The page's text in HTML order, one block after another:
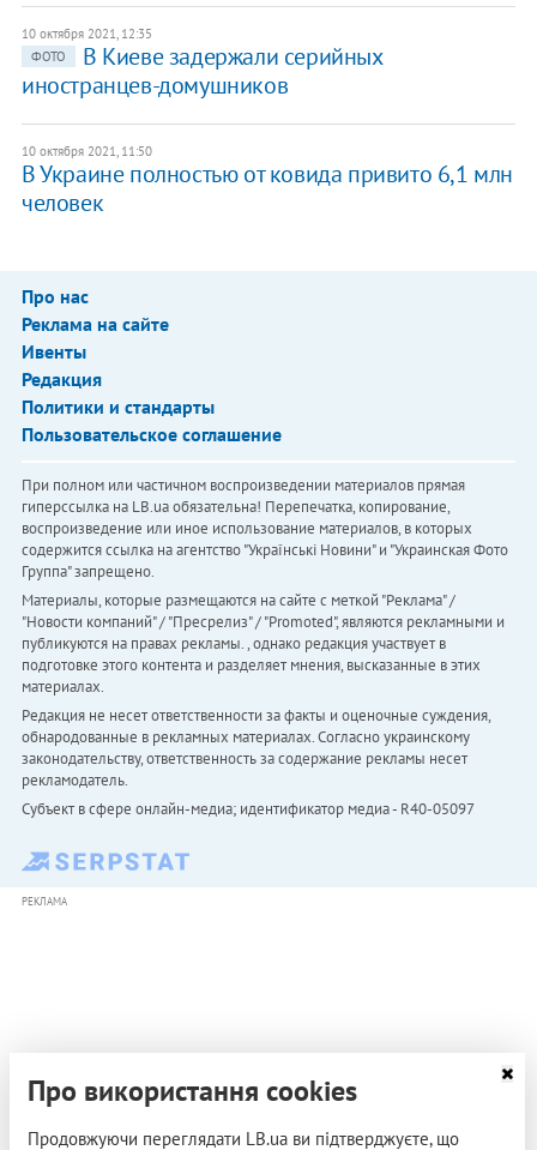
10 октября 2021, 12:35
ФОТО
В Киеве задержали серийных
иностранцев-домушников
10 октября 2021, 11:50
В Украине полностью от ковида привито 6,1 млн
человек
Про нас
Реклама на сайте
Ивенты
Редакция
Политики и стандарты
Пользовательское соглашение
При полном или частичном воспроизведении материалов прямая
гиперссылка на LB.ua обязательна! Перепечатка, копирование,
воспроизведение или иное использование материалов, в которых
содержится ссылка на агентство "Українськi Новини" и "Украинская Фото
Группа" запрещено.
Материалы, которые размещаются на сайте с меткой "Реклама" /
"Новости компаний" / "Пресрелиз" / "Promoted", являются рекламными и
публикуются на правах рекламы. , однако редакция участвует в
подготовке этого контента и разделяет мнения, высказанные в этих
материалах.
Редакция не несет ответственности за факты и оценочные суждения,
обнародованные в рекламных материалах. Согласно украинскому
законодательству, ответственность за содержание рекламы несет
рекламодатель.
Субъект в сфере онлайн-медиа; идентификатор медиа - R40-05097
РЕКЛАМА
Про використання cookies
Продовжуючи переглядати LB.ua ви підтверджуєте, що